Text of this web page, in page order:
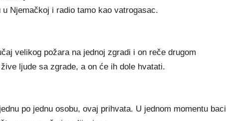
u Njemačkoj i radio tamo kao vatrogasac.
velikog požara na jednoj zgradi i on reče drugom
ljude sa zgrade, a on će ih dole hvatati.
po jednu osobu, ovaj prihvata. U jednom momentu baci